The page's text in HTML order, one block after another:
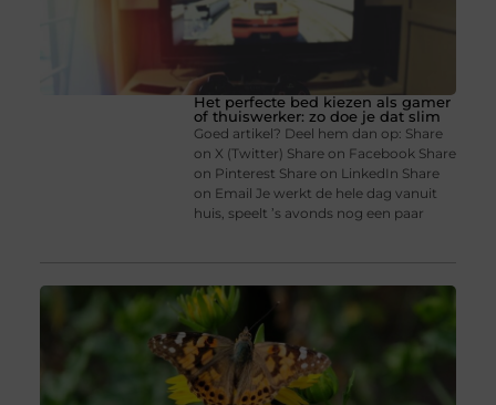
Het perfecte bed kiezen als gamer
of thuiswerker: zo doe je dat slim
Goed artikel? Deel hem dan op: Share
on X (Twitter) Share on Facebook Share
on Pinterest Share on LinkedIn Share
on Email Je werkt de hele dag vanuit
huis, speelt ’s avonds nog een paar